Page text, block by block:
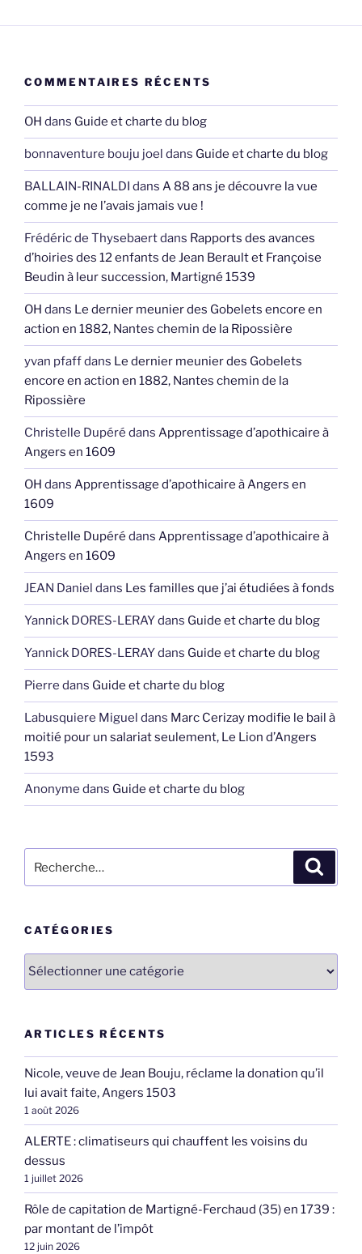
COMMENTAIRES RÉCENTS
OH dans Guide et charte du blog
bonnaventure bouju joel dans Guide et charte du blog
BALLAIN-RINALDI dans A 88 ans je découvre la vue
comme je ne l’avais jamais vue !
Frédéric de Thysebaertdans Rapports des avances
d’hoiries des 12 enfants de Jean Berault et Françoise
Beudin à leur succession, Martigné 1539
OH dans Le dernier meunier des Gobelets encore en
action en 1882, Nantes chemin de la Ripossière
yvan pfaffdans Le dernier meunier des Gobelets
encore en action en 1882, Nantes chemin de la
Ripossière
Christelle Dupéré dans Apprentissage d’apothicaire à
Angers en 1609
OH dans Apprentissage d’apothicaire à Angers en
1609
Christelle Dupéré dans Apprentissage d’apothicaire à
Angers en 1609
JEAN Daniel dans Les familles que j’ai étudiées à fonds
Yannick DORES-LERAYdans Guide et charte du blog
Yannick DORES-LERAYdans Guide et charte du blog
Pierre dans Guide et charte du blog
Labusquiere Miguel dans Marc Cerizay modifie le bail à
moitié pour un salariat seulement, Le Lion d’Angers
1593
Anonyme dans Guide et charte du blog
pour
CATÉGORIES
Catégories
ARTICLES RÉCENTS
Nicole, veuve de Jean Bouju, réclame la donation qu’il
lui avait faite, Angers 1503
1 août 2026
ALERTE : climatiseurs qui chauffent les voisins du
dessus
1 juillet 2026
Rôle de capitation de Martigné-Ferchaud (35) en 1739 :
par montant de l’impôt
12 juin 2026